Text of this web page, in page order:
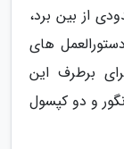
از بین برد،
های
برطرف این
و دو کپسول